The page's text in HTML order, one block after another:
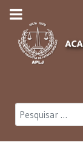
Pesquisar